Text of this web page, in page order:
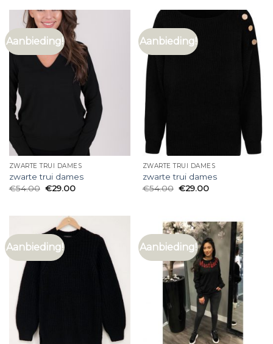
Aanbieding!
ZWARTE TRUI DAMES
zwarte trui dames
€54.00 €29.00
Aanbieding!
ZWARTE TRUI DAMES
zwarte trui dames
€54.00 €29.00
Aanbieding! Aanbieding!